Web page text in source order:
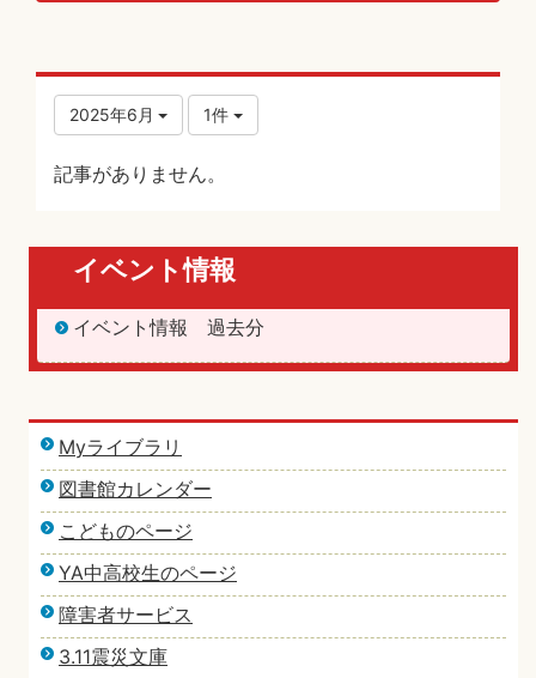
2025年6月 1件
記事がありません。
イベント情報
イベント情報 過去分
Myライブラリ
図書館カレンダー
こどものページ
YA中高校生のページ
障害者サービス
3.11震災文庫